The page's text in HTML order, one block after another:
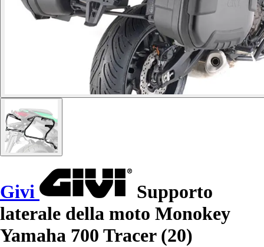
Givi
Supporto
laterale della moto Monokey
Yamaha 700 Tracer (20)